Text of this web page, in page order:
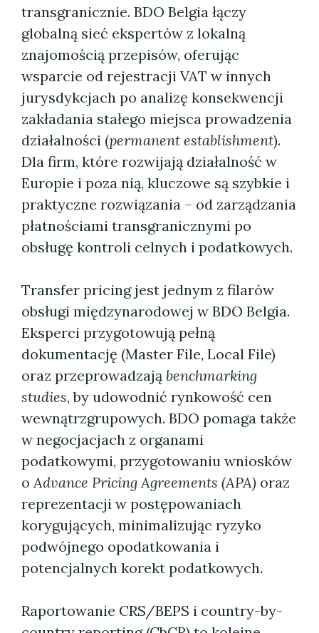
transgranicznie. BDO Belgia łączy
globalną sieć ekspertów z lokalną
znajomością przepisów, oferując
wsparcie od rejestracji VAT w innych
jurysdykcjach po analizę konsekwencji
zakładania stałego miejsca prowadzenia
działalności (permanent establishment).
Dla firm, które rozwijają działalność w
Europie i poza nią, kluczowe są szybkie i
praktyczne rozwiązania – od zarządzania
płatnościami transgranicznymi po
obsługę kontroli celnych i podatkowych.
Transfer pricing jest jednym z filarów
obsługi międzynarodowej w BDO Belgia.
Eksperci przygotowują pełną
dokumentację (Master File, Local File)
oraz przeprowadzają benchmarking
studies, by udowodnić rynkowość cen
wewnątrzgrupowych. BDO pomaga także
w negocjacjach z organami
podatkowymi, przygotowaniu wniosków
oAdvance Pricing Agreements (APA) oraz
reprezentacji w postępowaniach
korygujących, minimalizując ryzyko
podwójnego opodatkowania i
potencjalnych korekt podatkowych.
Raportowanie CRS/BEPS i country-by-